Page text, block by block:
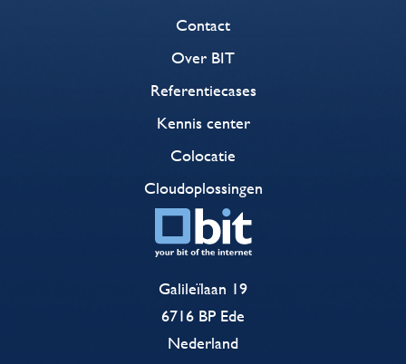
Galileïlaan 19
6716 BP Ede
Nederland
Contact
Over BIT
Referentiecases
Kennis center
Colocatie
Cloudoplossingen